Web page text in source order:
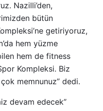
Nazilli’den,
bütün
getiriyoruz,
hem yüzme
hem de fitness
Kompleksi. Biz
memnunuz” dedi.
devam edecek”